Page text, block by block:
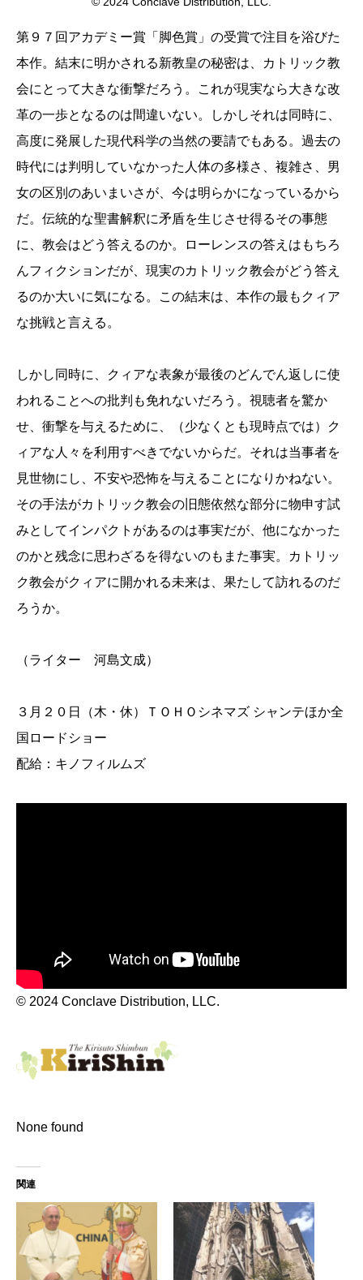
第９７回アカデミー賞「脚色賞」の受賞で注目を浴びた
本作。結末に明かされる新教皇の秘密は、カトリック教
会にとって大きな衝撃だろう。これが現実なら大きな改
革の一歩となるのは間違いない。しかしそれは同時に、
高度に発展した現代科学の当然の要請でもある。過去の
時代には判明していなかった人体の多様さ、複雑さ、男
女の区別のあいまいさが、今は明らかになっているから
だ。伝統的な聖書解釈に矛盾を生じさせ得るその事態
に、教会はどう答えるのか。ローレンスの答えはもちろ
んフィクションだが、現実のカトリック教会がどう答え
るのか大いに気になる。この結末は、本作の最もクィア
な挑戦と言える。
しかし同時に、クィアな表象が最後のどんでん返しに使
われることへの批判も免れないだろう。視聴者を驚か
せ、衝撃を与えるために、（少なくとも現時点では）ク
ィアな人々を利用すべきでないからだ。それは当事者を
見世物にし、不安や恐怖を与えることになりかねない。
その手法がカトリック教会の旧態依然な部分に物申す試
みとしてインパクトがあるのは事実だが、他になかった
のかと残念に思わざるを得ないのもまた事実。カトリッ
ク教会がクィアに開かれる未来は、果たして訪れるのだ
ろうか。
（ライター 河島文成）
３月２０日（木・休）ＴＯＨＯシネマズ シャンテほか全
国ロードショー
配給：キノフィルムズ
© 2024 Conclave Distribution, LLC.
None found
関連